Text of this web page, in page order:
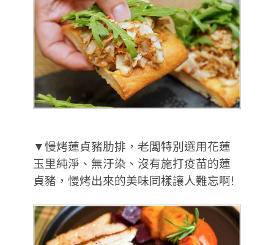
▼慢烤蓮貞豬肋排，老闆特別選用花蓮
玉里純淨、無汙染、沒有施打疫苗的蓮
貞豬，慢烤出來的美味同樣讓人難忘啊!